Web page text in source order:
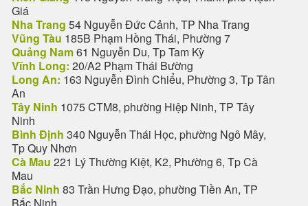
Giá
Nha Trang 54 Nguyễn Đức Cảnh, TP Nha Trang
Vũng Tàu 185B Phạm Hồng Thái, Phường 7
Quảng Nam61 Nguyễn Du, Tp Tam Kỳ
Vĩnh Long: 20/A2 Phạm Thái Bường
Long An: 163 Nguyễn Đình Chiểu, Phường 3, Tp Tân
An
Tây Ninh 1075 CTM8, phường Hiệp Ninh, TP Tây
Ninh
Bình Định 340 Nguyễn Thái Học, phường Ngô Mây,
Tp Quy Nhơn
Cà Mau 221 Lý Thường Kiệt, K2, Phường 6, Tp Cà
Mau
Bắc Ninh 83 Trần Hưng Đạo, phường Tiền An, TP